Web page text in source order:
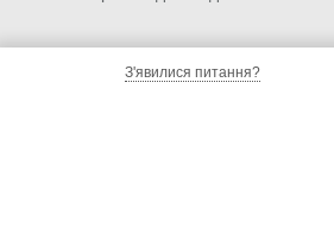
З'явилися питання?